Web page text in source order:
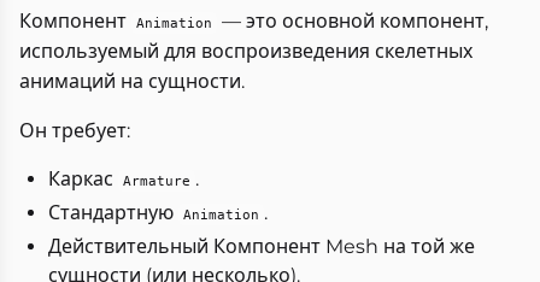
Компонент Animation
— это основной компонент,
используемый для воспроизведения скелетных
анимаций на сущности.
Он требует:
Каркас Armature .
Стандартную Animation .
Действительный Компонент Mesh на той же
сущности (или несколько).